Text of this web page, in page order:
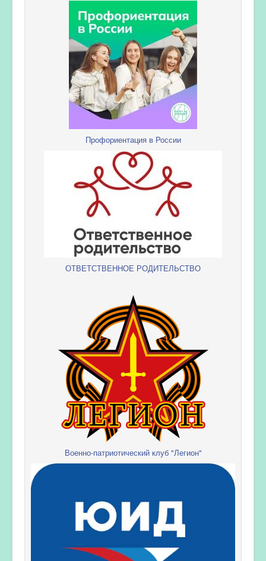
Профориентация в России
ОТВЕТСТВЕННОЕ РОДИТЕЛЬСТВО
Военно-патриотический клуб "Легион"